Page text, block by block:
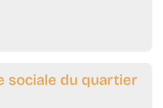
sociale du quartier